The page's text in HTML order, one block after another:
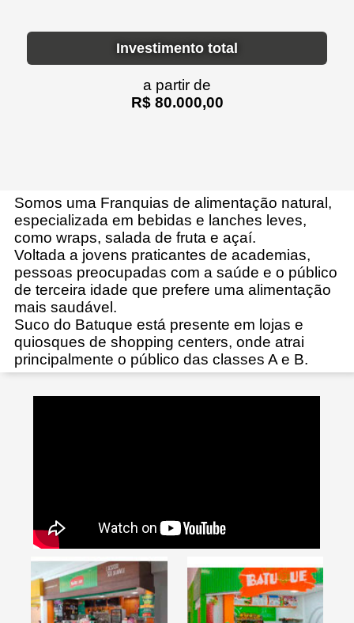
Investimento total
a partir de
R$ 80.000,00
Somos uma Franquias de alimentação natural,
especializada em bebidas e lanches leves,
como wraps, salada de fruta e açaí.
Voltada a jovens praticantes de academias,
pessoas preocupadas com a saúde e o público
de terceira idade que prefere uma alimentação
mais saudável.
Suco do Batuque está presente em lojas e
quiosques de shopping centers, onde atrai
principalmente o público das classes A e B.